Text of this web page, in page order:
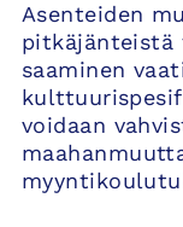
Asenteiden
pitkäjänteistä
saaminen
voidaan